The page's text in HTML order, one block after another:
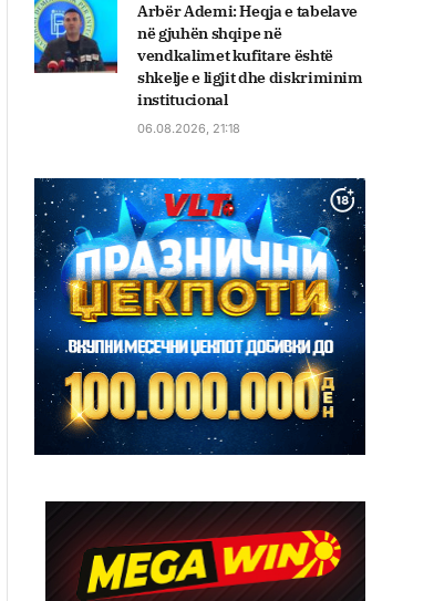
Arbër Ademi: Heqja e tabelave
në gjuhën shqipe në
vendkalimet kufitare është
shkelje e ligjit dhe diskriminim
institucional
06.08.2026, 21:18